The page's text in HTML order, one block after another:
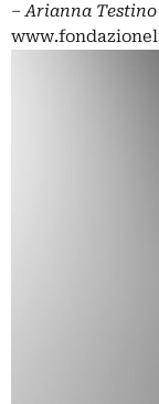
‒Arianna Testino